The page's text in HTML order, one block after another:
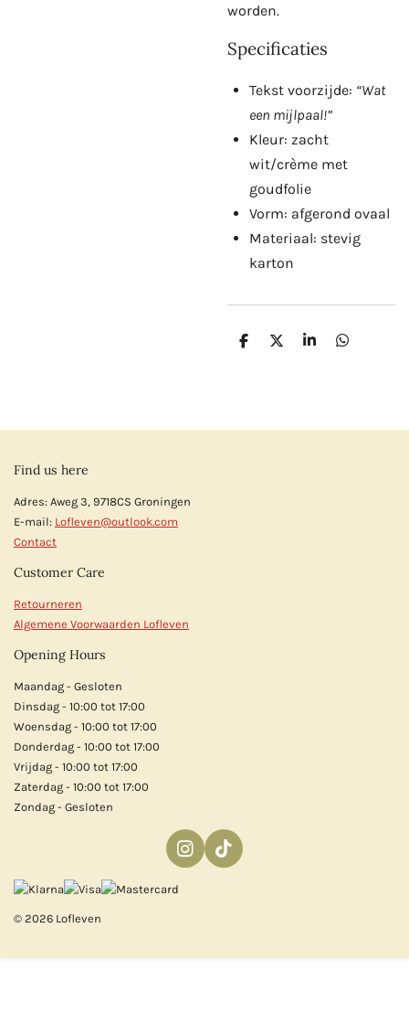
worden.
Specificaties
Tekst voorzijde: “Wat
een mijlpaal!”
Kleur: zacht
wit/crème met
goudfolie
Vorm: afgerond ovaal
Materiaal: stevig
karton
D
D
S
D
Find us here
Adres: Aweg 3, 9718CS Groningen
E-mail: Lofleven@outlook.com
Contact
Customer Care
Retourneren
Algemene Voorwaarden Lofleven
Opening Hours
Maandag - Gesloten
Dinsdag - 10:00 tot 17:00
Woensdag - 10:00 tot 17:00
Donderdag - 10:00 tot 17:00
Vrijdag - 10:00 tot 17:00
Zaterdag - 10:00 tot 17:00
Zondag - Gesloten
I
n
r
T
i
© 2026 Lofleven